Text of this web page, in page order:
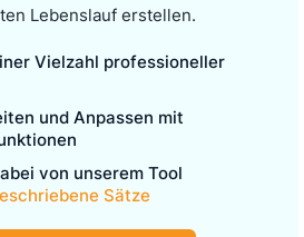
Lebenslauf erstellen.
Vielzahl professioneller
und Anpassen mit
von unserem Tool
Sätze